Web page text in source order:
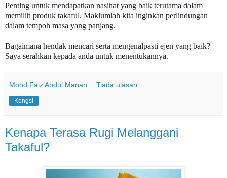
Penting untuk mendapatkan nasihat yang baik terutama dalam
memilih produk takaful. Maklumlah kita inginkan perlindungan
dalam tempoh masa yang panjang.
Bagaimana hendak mencari serta mengenalpasti ejen yang baik?
Saya serahkan kepada anda untuk menentukannya.
Mohd Faiz Abdul Manan Tiada ulasan:
Kongsi
Kenapa Terasa Rugi Melanggani
Takaful?